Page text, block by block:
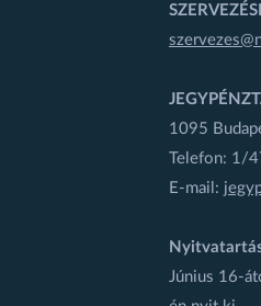
1095
Telefon: 1/
E-mail:
Június 16-